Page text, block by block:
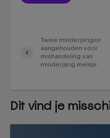
Twee minderjarigen
aangehouden voor
mishandeling van
minderjarig meisje
Dit vind je